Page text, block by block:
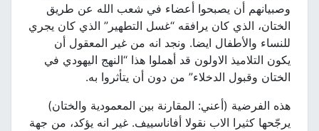
وصبيانهم أن يصبحوا أعضاء في شعب الله عن طريق
الختان، الذي كان يرافقه “غسل التطهير” الذي كان يجري
للنساء والأطفال ايضا. ونجد انه من غير المعقول أن
يكون التلاميذ الاولون قد أهملوا هذا “النهج اليهودي في
الختان وقبول الدخلاء” من دون أن يتأثروا به.
هذه الفرضية (أعني: المقارنة بين المعمودية والختان)
يرجّحها كثيرا الاب نقولا أفاناسييف. غير انه يؤكد، من جهة